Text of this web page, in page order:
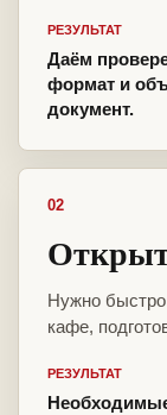
РЕЗУЛЬТАТ
Даём
формат и
документ.
02
Нужно
кафе,
РЕЗУЛЬТАТ